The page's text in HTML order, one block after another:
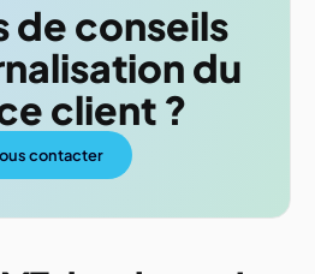
de conseils
du
client ?
contacter